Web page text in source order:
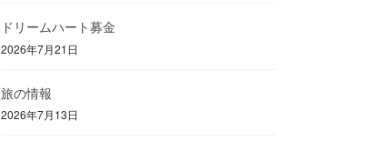
ドリームハート募金
2026年7月21日
旅の情報
2026年7月13日